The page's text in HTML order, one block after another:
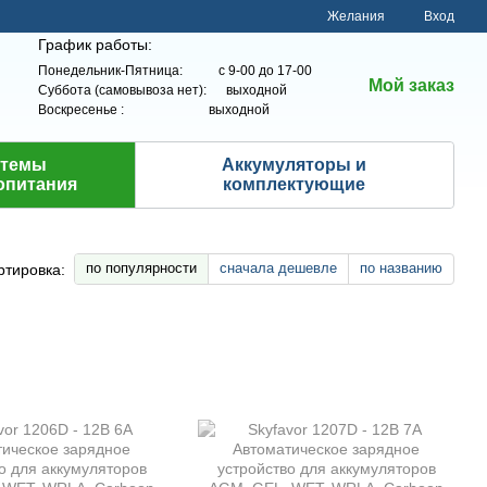
Желания Вход
График работы:
Понедельник-Пятница: с 9-00 до 17-00
Суббота (самовывоза нет): выходной
Воскресенье : выходной
Мой заказ
Аккумуляторы и
комплектующие
по популярности сначала дешевле по названию